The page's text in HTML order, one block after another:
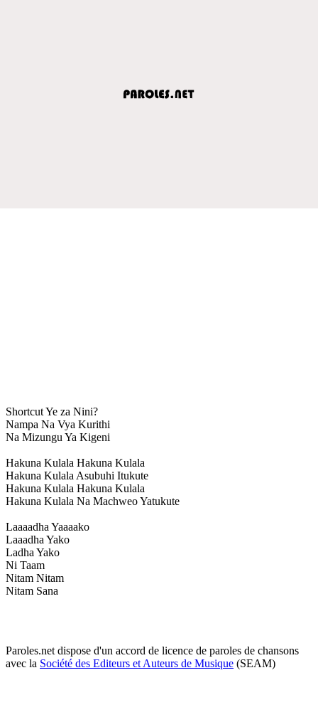
Shortcut Ye za Nini?
Nampa Na Vya Kurithi
Na Mizungu Ya Kigeni
Hakuna Kulala Hakuna Kulala
Hakuna Kulala Asubuhi Itukute
Hakuna Kulala Hakuna Kulala
Hakuna Kulala Na Machweo Yatukute
Laaaadha Yaaaako
Laaadha Yako
Ladha Yako
Ni Taam
Nitam Nitam
Nitam Sana
Paroles.net dispose d'un accord de licence de paroles de chansons
avec la Société des Editeurs et Auteurs de Musique (SEAM)